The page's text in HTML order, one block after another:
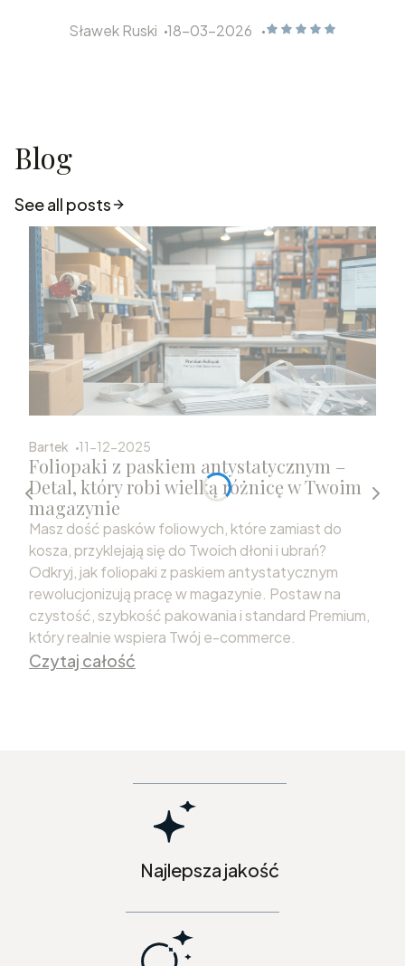
Sławek Ruski 18-03-2026
Sławek Ruski dał ocenę: 5
Blog
See all posts
Bartek 11-12-2025
Foliopaki z paskiem antystatycznym –
Detal, który robi wielką różnicę w Twoim
magazynie
Masz dość pasków foliowych, które zamiast do
kosza, przyklejają się do Twoich dłoni i ubrań?
Odkryj, jak foliopaki z paskiem antystatycznym
rewolucjonizują pracę w magazynie. Postaw na
czystość, szybkość pakowania i standard Premium,
który realnie wspiera Twój e-commerce.
Czytaj całość
Najlepsza jakość